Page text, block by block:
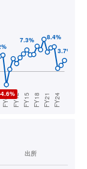
出所